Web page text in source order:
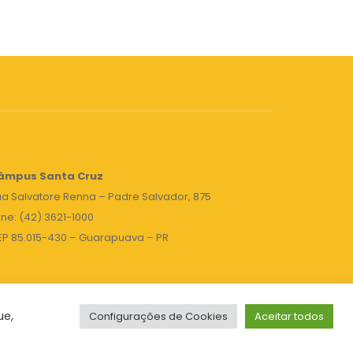
Santa Cruz
Salvatore Renna – Padre Salvador, 875
(42) 3621-1000
85.015-430 – Guarapuava – PR
Configurações de Cookies Aceitar todos